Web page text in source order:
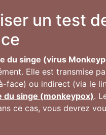
un test
du singe (virus
Elle est transmise
face) ou indirect (via le
du singe (monkeypox).
ce cas, vous devrez